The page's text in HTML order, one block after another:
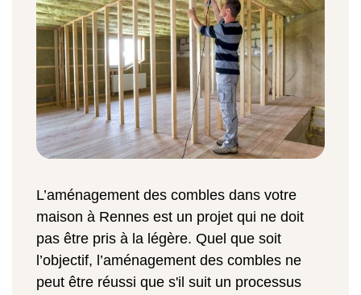
L’aménagement des combles dans votre
maison à Rennes est un projet qui ne doit
pas être pris à la légère. Quel que soit
l’objectif, l’aménagement des combles ne
peut être réussi que s'il suit un processus